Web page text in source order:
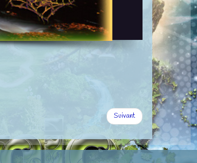
Suivant